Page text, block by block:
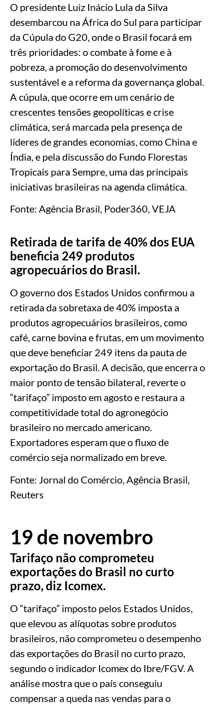
O presidente Luiz Inácio Lula da Silva
desembarcou na África do Sul para participar
da Cúpula do G20, onde o Brasil focará em
três prioridades: o combate à fome e à
pobreza, a promoção do desenvolvimento
sustentável e a reforma da governança global.
A cúpula, que ocorre em um cenário de
crescentes tensões geopolíticas e crise
climática, será marcada pela presença de
líderes de grandes economias, como China e
Índia, e pela discussão do Fundo Florestas
Tropicais para Sempre, uma das principais
iniciativas brasileiras na agenda climática.
Fonte: Agência Brasil, Poder360, VEJA
Retirada de tarifa de 40% dos EUA
beneficia 249 produtos
agropecuários do Brasil.
O governo dos Estados Unidos confirmou a
retirada da sobretaxa de 40% imposta a
produtos agropecuários brasileiros, como
café, carne bovina e frutas, em um movimento
que deve beneficiar 249 itens da pauta de
exportação do Brasil. A decisão, que encerra o
maior ponto de tensão bilateral, reverte o
“tarifaço” imposto em agosto e restaura a
competitividade total do agronegócio
brasileiro no mercado americano.
Exportadores esperam que o fluxo de
comércio seja normalizado em breve.
Fonte: Jornal do Comércio, Agência Brasil,
Reuters
19 de novembro
Tarifaço não comprometeu
exportações do Brasil no curto
prazo, diz Icomex.
O “tarifaço” imposto pelos Estados Unidos,
que elevou as alíquotas sobre produtos
brasileiros, não comprometeu o desempenho
das exportações do Brasil no curto prazo,
segundo o indicador Icomex do Ibre/FGV. A
análise mostra que o país conseguiu
compensar a queda nas vendas para o